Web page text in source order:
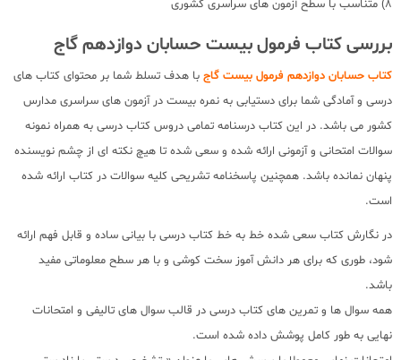
8) متناسب با سطح آزمون های سراسری کشوری
بررسی کتاب فرمول بیست حسابان دوازدهم گاج
کتاب حسابان دوازدهم فرمول بیست گاج با هدف تسلط شما بر محتوای کتاب های
درسی و آمادگی شما برای دستیابی به نمره بیست در آزمون های سراسری مدارس
کشور می باشد. در این کتاب درسنامه تمامی دروس کتاب درسی به همراه نمونه
سوالات امتحانی و آزمونی ارائه شده و سعی شده تا هیچ نکته ای از چشم نویسنده
پنهان نمانده باشد. همچنین پاسخنامه تشریحی کلیه سوالات در کتاب ارائه شده
است.
در نگارش کتاب سعی شده خط به خط کتاب درسی با بیانی ساده و قابل فهم ارائه
شود، طوری که برای هر دانش آموز سخت کوشی و با هر سطح معلوماتی مفید
باشد.
همه سوال ها و تمرین های کتاب درسی در قالب سوال های تالیفی و امتحانات
نهایی به طور کامل پوشش داده شده است.